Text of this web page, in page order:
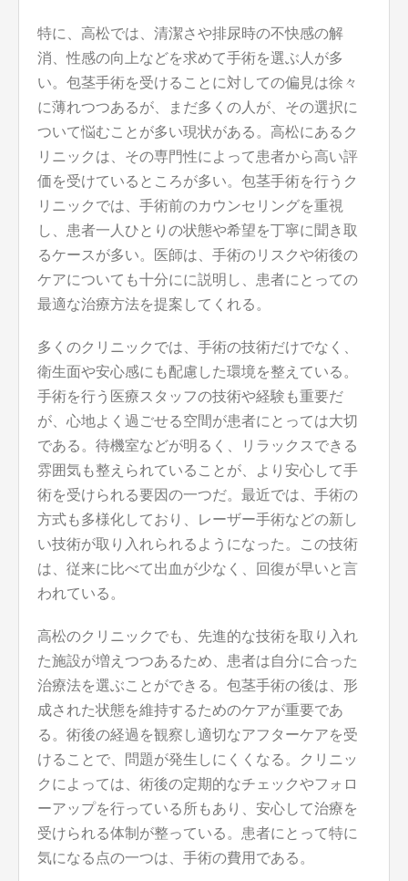
特に、高松では、清潔さや排尿時の不快感の解
消、性感の向上などを求めて手術を選ぶ人が多
い。包茎手術を受けることに対しての偏見は徐々
に薄れつつあるが、まだ多くの人が、その選択に
ついて悩むことが多い現状がある。高松にあるク
リニックは、その専門性によって患者から高い評
価を受けているところが多い。包茎手術を行うク
リニックでは、手術前のカウンセリングを重視
し、患者一人ひとりの状態や希望を丁寧に聞き取
るケースが多い。医師は、手術のリスクや術後の
ケアについても十分にに説明し、患者にとっての
最適な治療方法を提案してくれる。
多くのクリニックでは、手術の技術だけでなく、
衛生面や安心感にも配慮した環境を整えている。
手術を行う医療スタッフの技術や経験も重要だ
が、心地よく過ごせる空間が患者にとっては大切
である。待機室などが明るく、リラックスできる
雰囲気も整えられていることが、より安心して手
術を受けられる要因の一つだ。最近では、手術の
方式も多様化しており、レーザー手術などの新し
い技術が取り入れられるようになった。この技術
は、従来に比べて出血が少なく、回復が早いと言
われている。
高松のクリニックでも、先進的な技術を取り入れ
た施設が増えつつあるため、患者は自分に合った
治療法を選ぶことができる。包茎手術の後は、形
成された状態を維持するためのケアが重要であ
る。術後の経過を観察し適切なアフターケアを受
けることで、問題が発生しにくくなる。クリニッ
クによっては、術後の定期的なチェックやフォロ
ーアップを行っている所もあり、安心して治療を
受けられる体制が整っている。患者にとって特に
気になる点の一つは、手術の費用である。